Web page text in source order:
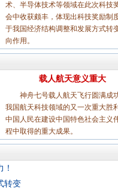
术、半导体技术等领域在此次科技
会中收获颇丰，体现出科技奖励制
于我国经济结构调整和发展方式转
向作用。
载人航天意义重大
神舟七号载人航天飞行圆满成
我国航天科技领域的又一次重大胜
中国人民在建设中国特色社会主义
程中取得的重大成果。
转变